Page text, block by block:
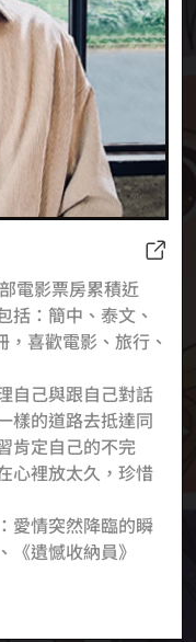
電影票房累積近
括：簡中、泰文、
喜歡電影、旅行、
自己與跟自己對話
樣的道路去抵達同
肯定自己的不完
心裡放太久，珍惜
愛情突然降臨的瞬
《遺憾收納員》